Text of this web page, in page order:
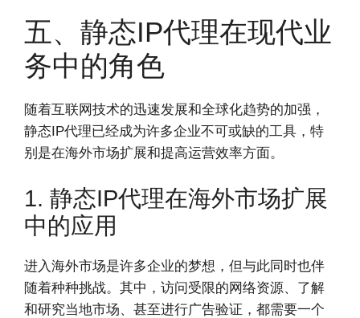
五、静态IP代理在现代业
务中的角色
随着互联网技术的迅速发展和全球化趋势的加强，
静态IP代理已经成为许多企业不可或缺的工具，特
别是在海外市场扩展和提高运营效率方面。
1. 静态IP代理在海外市场扩展
中的应用
进入海外市场是许多企业的梦想，但与此同时也伴
随着种种挑战。其中，访问受限的网络资源、了解
和研究当地市场、甚至进行广告验证，都需要一个